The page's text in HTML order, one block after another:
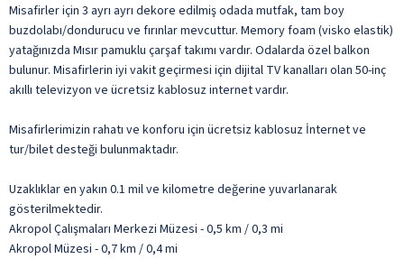
Misafirler için 3 ayrı ayrı dekore edilmiş odada mutfak, tam boy
buzdolabı/dondurucu ve fırınlar mevcuttur. Memory foam (visko elastik)
yatağınızda Mısır pamuklu çarşaf takımı vardır. Odalarda özel balkon
bulunur. Misafirlerin iyi vakit geçirmesi için dijital TV kanalları olan 50-inç
akıllı televizyon ve ücretsiz kablosuz internet vardır.
Misafirlerimizin rahatı ve konforu için ücretsiz kablosuz İnternet ve
tur/bilet desteği bulunmaktadır.
Uzaklıklar en yakın 0.1 mil ve kilometre değerine yuvarlanarak
gösterilmektedir.
Akropol Çalışmaları Merkezi Müzesi - 0,5 km / 0,3 mi
Akropol Müzesi - 0,7 km / 0,4 mi